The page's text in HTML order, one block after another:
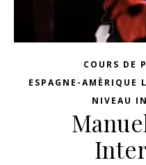
COURS DE
ESPAGNE-AMÈRIQUE
NIVEAU